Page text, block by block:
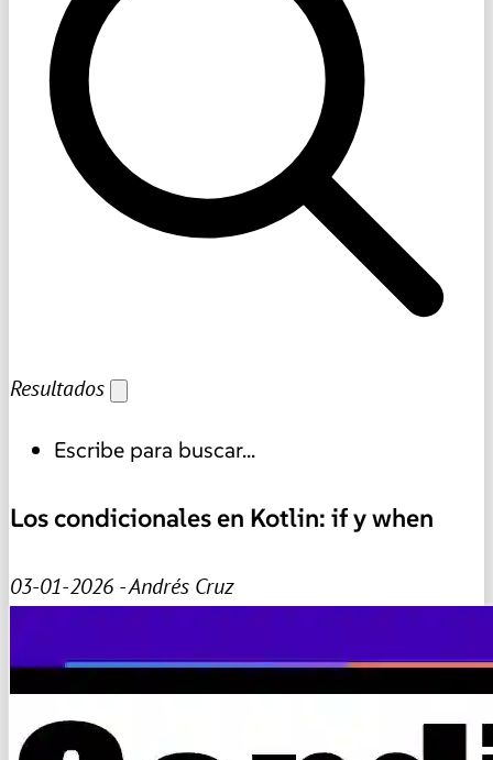
Resultados
Escribe para buscar...
Los condicionales en Kotlin: if y when
03-01-2026 - Andrés Cruz